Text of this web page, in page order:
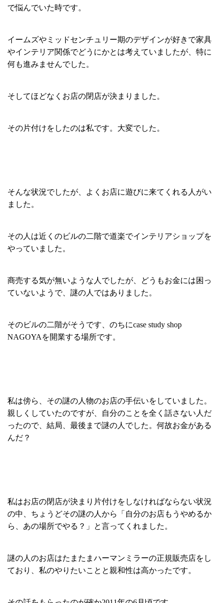
で悩んでいた時です。
イームズやミッドセンチュリー期のデザインが好きで家具
やインテリア関係でどうにかとは考えていましたが、特に
何も進みませんでした。
そしてほどなくお店の閉店が決まりました。
その片付けをしたのは私です。大変でした。
そんな状況でしたが、よくお店に遊びに来てくれる人がい
ました。
その人は近くのビルの二階で道楽でインテリアショップを
やっていました。
商売する気が無いような人でしたが、どうもお金には困っ
ていないようで、謎の人ではありました。
そのビルの二階がそうです、のちにcase study shop
NAGOYAを開業する場所です。
私は傍ら、その謎の人物のお店の手伝いをしていました。
親しくしていたのですが、自分のことを全く話さない人だ
ったので、結局、最後まで謎の人でした。何故お金がある
んだ？
私はお店の閉店が決まり片付けをしなければならない状況
の中、ちょうどその謎の人から「自分のお店もうやめるか
ら、あの場所でやる？」と言ってくれました。
謎の人のお店はたまたまハーマンミラーの正規販売店をし
ており、私のやりたいことと親和性は高かったです。